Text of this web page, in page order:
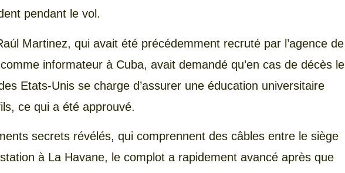
pendant le vol.
Martinez, qui avait été précédemment recruté par l’agence de
informateur à Cuba, avait demandé qu’en cas de décès le
Etats-Unis se charge d’assurer une éducation universitaire
ce qui a été approuvé.
secrets révélés, qui comprennent des câbles entre le siège
à La Havane, le complot a rapidement avancé après que